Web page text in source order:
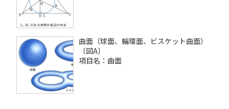
曲面（球面、輪環面、ビスケット曲面）
〔図A〕
項目名：曲面